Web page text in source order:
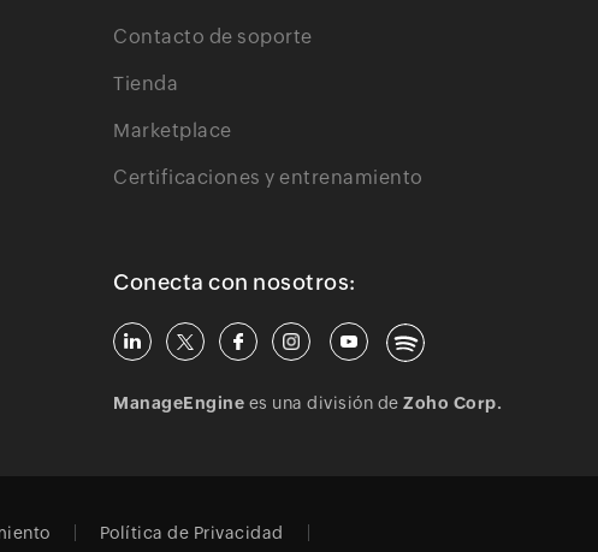
Contacto de soporte
Tienda
Marketplace
Certificaciones y entrenamiento
Conecta con nosotros:
ManageEngine es una división deZoho Corp.
Política de Privacidad